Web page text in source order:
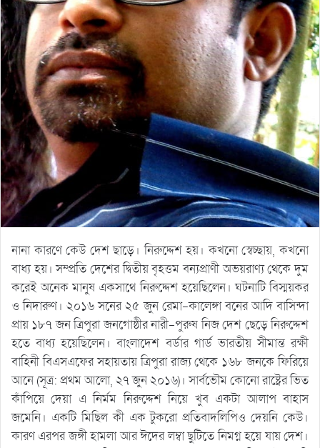
নানা কারণে কেউ দেশ ছাড়ে। নিরুদ্দেশ হয়। কখনো স্বেচ্ছায়, কখনো
বাধ্য হয়। সম্প্রতি দেশের দ্বিতীয় বৃহত্তম বন্যপ্রাণী অভয়রাণ্য থেকে দুম
করেই অনেক মানুষ একসাথে নিরুদ্দেশ হয়েছিলেন। ঘটনাটি বিস্ময়কর
ও নিদারুণ। ২০১৬ সনের ২৫ জুন রেমা-কালেঙ্গা বনের আদি বাসিন্দা
প্রায় ১৮৭ জন ত্রিপুরা জনগোষ্ঠীর নারী-পুরুষ নিজ দেশ ছেড়ে নিরুদ্দেশ
হতে বাধ্য হয়েছিলেন। বাংলাদেশ বর্ডার গার্ড ভারতীয় সীমান্ত রক্ষী
বাহিনী বিএসএফের সহায়তায় ত্রিপুরা রাজ্য থেকে ১৬৮ জনকে ফিরিয়ে
আনে (সূত্র: প্রথম আলো, ২৭ জুন ২০১৬)। সার্বভৌম কোনো রাষ্ট্রের ভিত
কাঁপিয়ে দেয়া এ নির্মম নিরুদ্দেশ নিয়ে খুব একটা আলাপ বাহাস
জমেনি। একটি মিছিল কী এক টুকরো প্রতিবাদলিপিও দেয়নি কেউ।
কারণ এরপর জঙ্গী হামলা আর ঈদের লম্বা ছুটিতে নিমগ্ন হয়ে যায় দেশ।